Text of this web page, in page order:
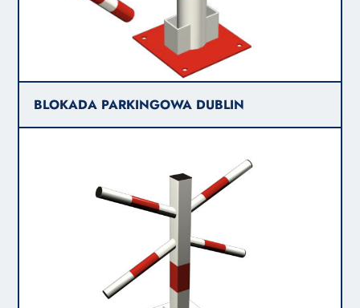
BLOKADA PARKINGOWA DUBLIN